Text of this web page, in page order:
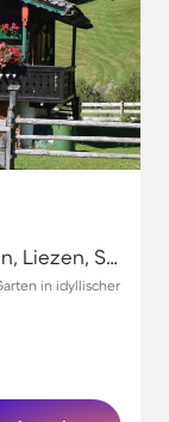
Gemeinde Ramsau am Dachstein, Liezen, Steiermark
in idyllischer